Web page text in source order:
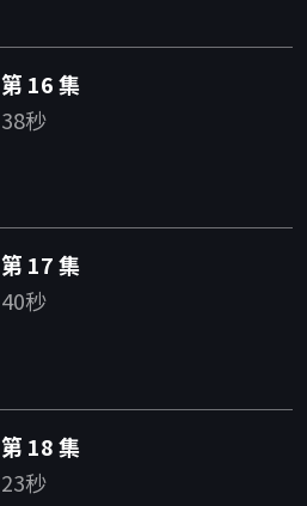
第 16 集
38秒
第 17 集
40秒
第 18 集
23秒